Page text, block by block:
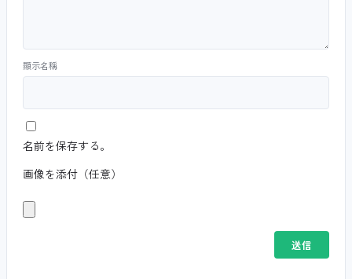
顯示名稱
名前を保存する。
画像を添付（任意）